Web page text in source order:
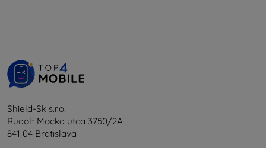
Shield-Sk s.r.o.
Rudolf Mocka utca 3750/2A
841 04 Bratislava